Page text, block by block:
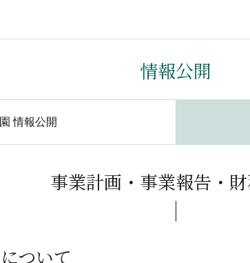
情報公開
情報公開
事業計画・事業報告・
ついて